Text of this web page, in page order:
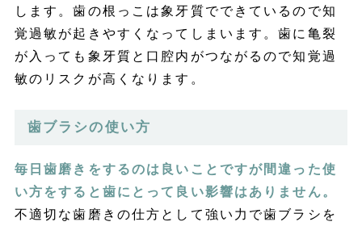
します。歯の根っこは象牙質でできているので知
覚過敏が起きやすくなってしまいます。歯に亀裂
が入っても象牙質と口腔内がつながるので知覚過
敏のリスクが高くなります。
歯ブラシの使い方
毎日歯磨きをするのは良いことですが間違った使
い方をすると歯にとって良い影響はありません。
不適切な歯磨きの仕方として強い力で歯ブラシを